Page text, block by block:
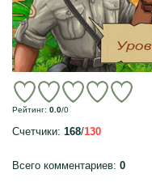
Рейтинг: 0.0/0
Счетчики: 168/130
Всего комментариев: 0